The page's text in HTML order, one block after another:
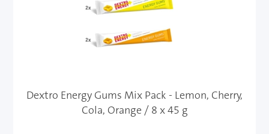
Dextro Energy Gums Mix Pack - Lemon, Cherry,
Cola, Orange / 8 x 45 g